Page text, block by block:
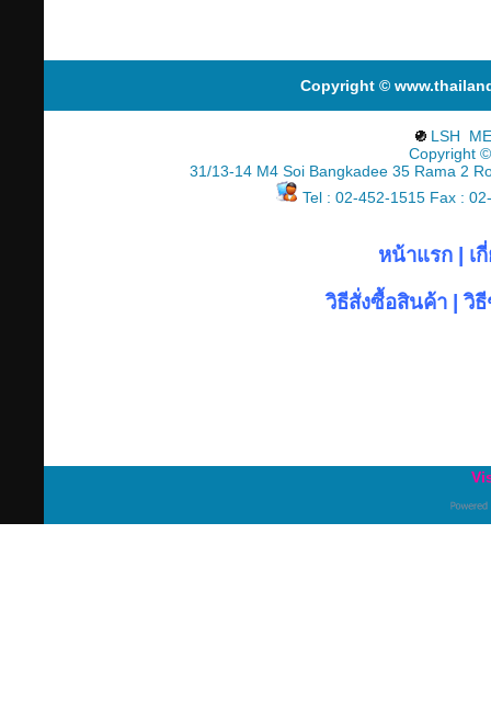
Copyright ©
LSH
Copyright
31/13-14 M4 Soi Bangkadee 35 Rama 2
Tel : 02-452-1515 Fax :
หน้าแรก| เ
วิธีสั่งซื้อสินค้า|วิธี